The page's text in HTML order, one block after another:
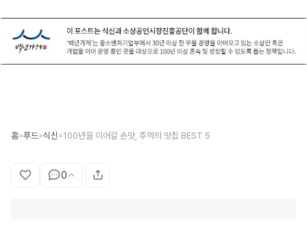
홈>푸드>식신 >100년을 이어갈 손맛, 추억의 맛집 BEST 5
0